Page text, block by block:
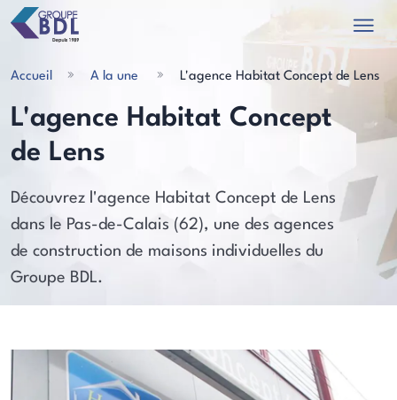
Accueil A la une L'agence Habitat Concept de Lens
L'agence Habitat Concept
de Lens
Découvrez l'agence Habitat Concept de Lens
dans le Pas-de-Calais (62), une des agences
de construction de maisons individuelles du
Groupe BDL.